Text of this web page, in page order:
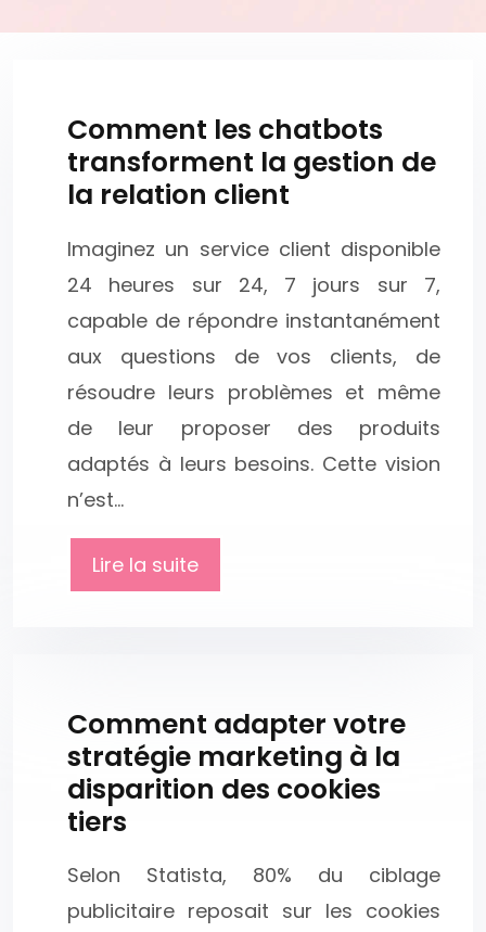
Comment les chatbots
transforment la gestion de
la relation client
Imaginez un service client disponible
24 heures sur 24, 7 jours sur 7,
capable de répondre instantanément
aux questions de vos clients, de
résoudre leurs problèmes et même
de leur proposer des produits
adaptés à leurs besoins. Cette vision
n’est…
Lire la suite
Comment adapter votre
stratégie marketing à la
disparition des cookies
tiers
Selon Statista, 80% du ciblage
publicitaire reposait sur les cookies